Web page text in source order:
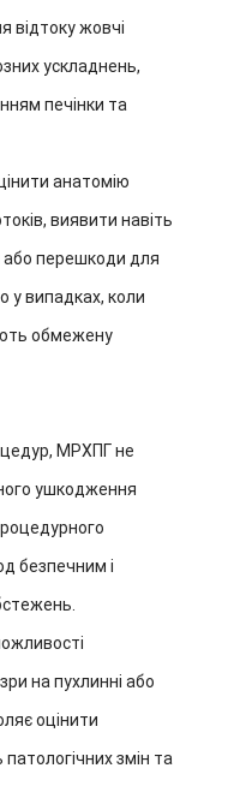
відтоку жовчі
ускладнень,
печінки та
анатомію
виявити навіть
або перешкоди для
у випадках, коли
обмежену
МРХПГ не
ушкодження
безпечним і
на пухлинні або
оцінити
змін та